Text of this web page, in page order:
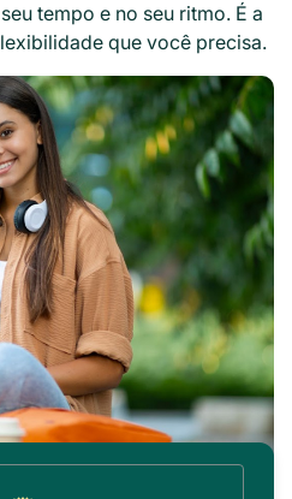
tempo e no seu ritmo. É a
que você precisa.